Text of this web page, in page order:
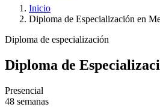
Inicio
Diploma de Especialización en
Diploma de especialización
Diploma de
Presencial
48 semanas